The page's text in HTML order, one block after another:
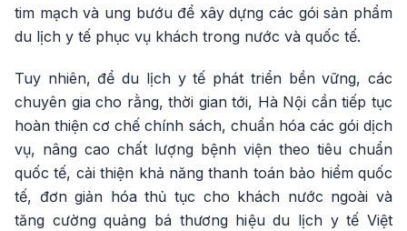
tim mạch và ung bướu để xây dựng các gói sản phẩm
du lịch y tế phục vụ khách trong nước và quốc tế.
Tuy nhiên, để du lịch y tế phát triển bền vững, các
chuyên gia cho rằng, thời gian tới, Hà Nội cần tiếp tục
hoàn thiện cơ chế chính sách, chuẩn hóa các gói dịch
vụ, nâng cao chất lượng bệnh viện theo tiêu chuẩn
quốc tế, cải thiện khả năng thanh toán bảo hiểm quốc
tế, đơn giản hóa thủ tục cho khách nước ngoài và
tăng cường quảng bá thương hiệu du lịch y tế Việt